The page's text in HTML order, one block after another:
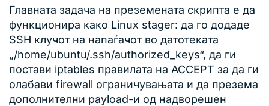
Главната задача на преземената скрипта е да
функционира како Linux stager: да го додаде
SSH клучот на напаѓачот во датотеката
„/home/ubuntu/.ssh/authorized_keys“, да ги
постави iptables правилата на ACCEPT за да ги
олабави firewall ограничувањата и да презема
дополнителни payload-и од надворешен